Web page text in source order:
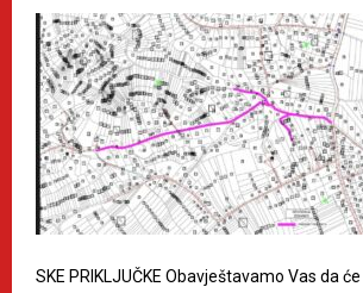
SKE PRIKLJUČKE Obavještavamo Vas da